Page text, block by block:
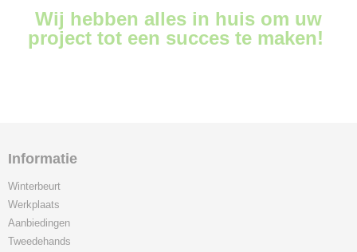
Wij hebben alles in huis om uw
project tot een succes te maken!
Informatie
Winterbeurt
Werkplaats
Aanbiedingen
Tweedehands